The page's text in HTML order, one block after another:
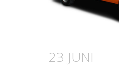
23 JUNI